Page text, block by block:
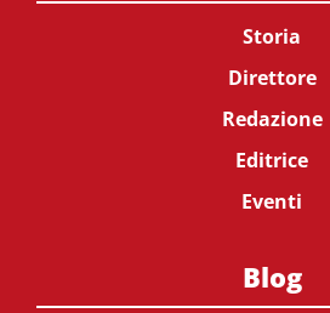
Storia
Direttore
Redazione
Editrice
Eventi
Blog